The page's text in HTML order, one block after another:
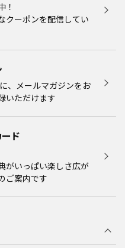
！
クーポンを配信してい
、メールマガジンをお
いただけます
ド
がいっぱい楽しさ広が
ご案内です